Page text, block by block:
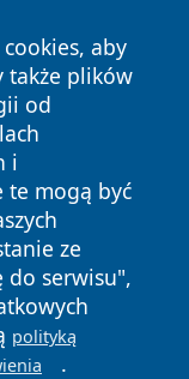
aby
także plików
od
i
te mogą być
ze
do serwisu",
polityką
.
prawa
Polityka
Cookies